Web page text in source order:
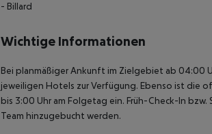
- Billard
Wichtige Informationen
Bei planmäßiger Ankunft im Zielgebiet ab 04:00
jeweiligen Hotels zur Verfügung. Ebenso ist die
bis 3:00 Uhr am Folgetag ein. Früh-Check-In
Team hinzugebucht werden.